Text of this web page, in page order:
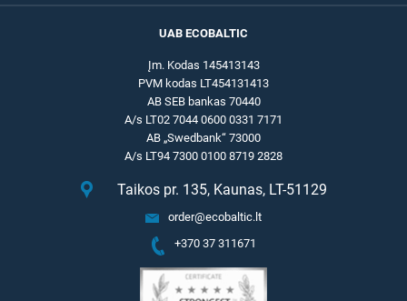
UAB ECOBALTIC
Įm. Kodas 145413143
PVM kodas LT454131413
AB SEB bankas 70440
A/s LT02 7044 0600 0331 7171
AB „Swedbank“ 73000
A/s LT94 7300 0100 8719 2828
Taikos pr. 135, Kaunas, LT-51129
order@ecobaltic.lt
+370 37 311671